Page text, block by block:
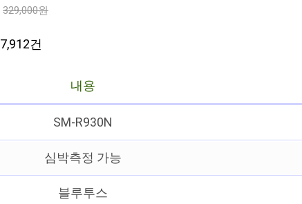
329,000원
7,912건
내용
SM-R930N
심박측정 가능
블루투스